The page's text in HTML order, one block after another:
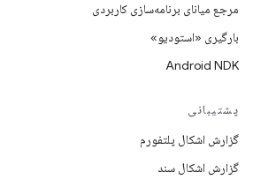
مرجع میانای برنامه‌سازی کاربردی
بارگیری «استودیو»
Android NDK
پشتیبانی
گزارش اشکال پلتفورم
گزارش اشکال سند